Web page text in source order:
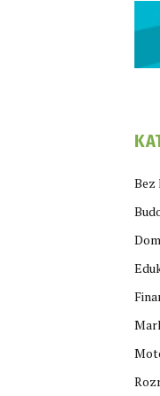
Bez